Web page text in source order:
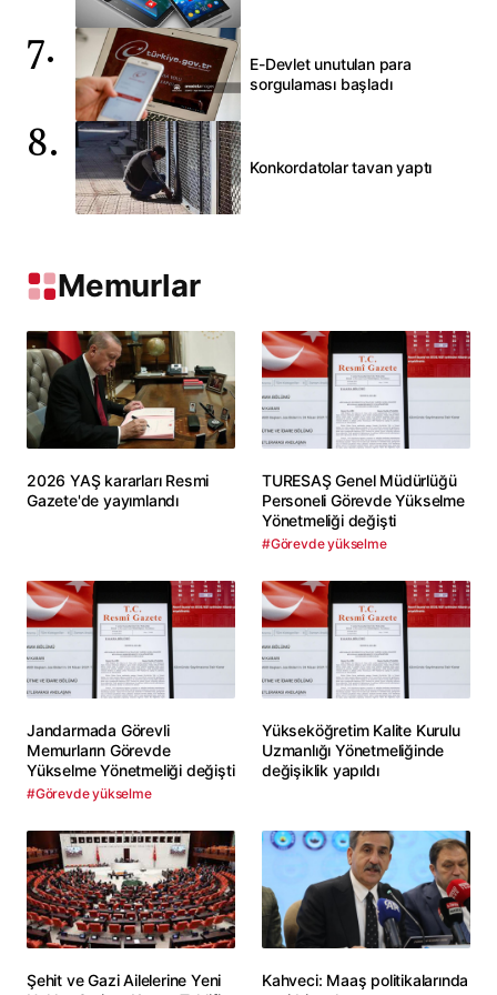
E-Devlet unutulan para
sorgulaması başladı
Konkordatolar tavan yaptı
Memurlar
2026 YAŞ kararları Resmi
Gazete'de yayımlandı
TURESAŞ Genel Müdürlüğü
Personeli Görevde Yükselme
Yönetmeliği değişti
#Görevde yükselme
Jandarmada Görevli
Memurların Görevde
Yükselme Yönetmeliği değişti
#Görevde yükselme
Yükseköğretim Kalite Kurulu
Uzmanlığı Yönetmeliğinde
değişiklik yapıldı
Şehit ve Gazi Ailelerine Yeni
Kahveci: Maaş politikalarında